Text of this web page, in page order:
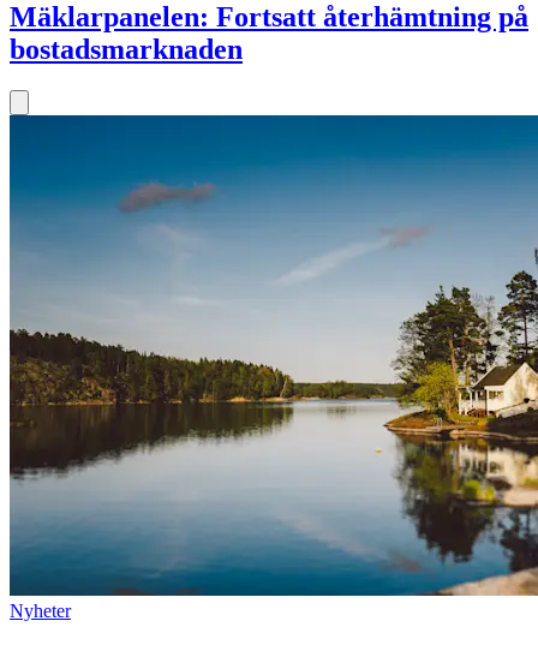
Mäklarpanelen: Fortsatt återhämtning på
bostadsmarknaden
Nyheter